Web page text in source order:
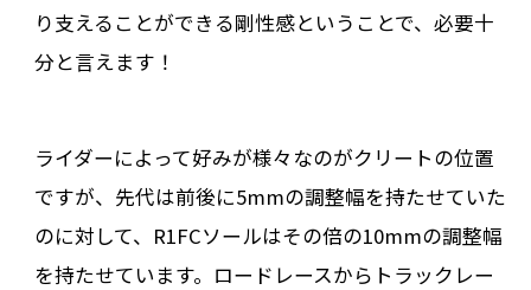
り支えることができる剛性感ということで、必要十
分と言えます！
ライダーによって好みが様々なのがクリートの位置
ですが、先代は前後に5mmの調整幅を持たせていた
のに対して、R1FCソールはその倍の10mmの調整幅
を持たせています。ロードレースからトラックレー